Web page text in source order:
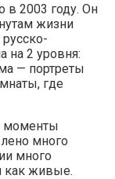
в 2003 году. Он
жизни
на 2 уровня:
— портреты
где
моменты
много
много
как живые.